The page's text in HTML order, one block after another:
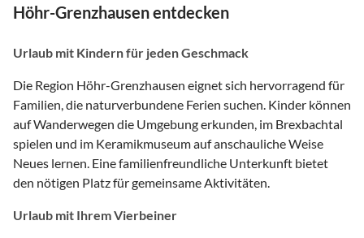
Höhr-Grenzhausen entdecken
Urlaub mit Kindern für jeden Geschmack
Die Region Höhr-Grenzhausen eignet sich hervorragend für
Familien, die naturverbundene Ferien suchen. Kinder können
auf Wanderwegen die Umgebung erkunden, im Brexbachtal
spielen und im Keramikmuseum auf anschauliche Weise
Neues lernen. Eine familienfreundliche Unterkunft bietet
den nötigen Platz für gemeinsame Aktivitäten.
Urlaub mit Ihrem Vierbeiner